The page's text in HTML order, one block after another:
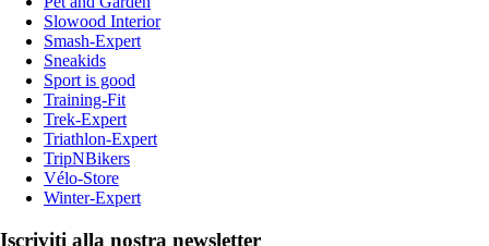
Slowood Interior
Smash-Expert
Sneakids
Sport is good
Training-Fit
Trek-Expert
Triathlon-Expert
TripNBikers
Vélo-Store
Winter-Expert
Iscriviti alla nostra newsletter